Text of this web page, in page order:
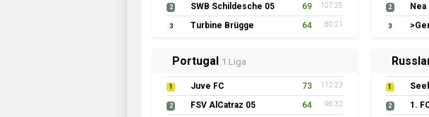
2 SWB Schildesche 05 69 107:25
3 Turbine Brügge 64 80:21
2 Nea
3
Portugal 1.Liga
1 Juve FC 73 112:23
2 FSV AlCatraz 05 64 96:32
1
2 1.